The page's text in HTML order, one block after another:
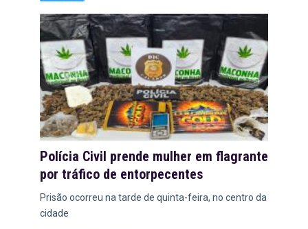
Polícia Civil prende mulher em flagrante
por tráfico de entorpecentes
Prisão ocorreu na tarde de quinta-feira, no centro da
cidade